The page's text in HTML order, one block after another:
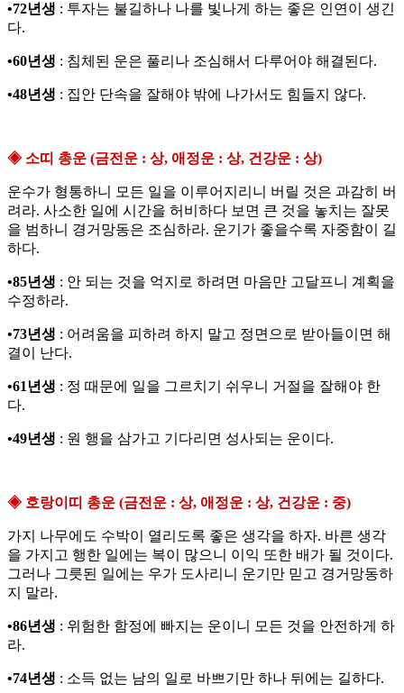
•72년생 : 투자는 불길하나 나를 빛나게 하는 좋은 인연이 생긴
다.
•60년생 : 침체된 운은 풀리나 조심해서 다루어야 해결된다.
•48년생 : 집안 단속을 잘해야 밖에 나가서도 힘들지 않다.
◈ 소띠 총운 (금전운 : 상, 애정운 : 상, 건강운 : 상)
운수가 형통하니 모든 일을 이루어지리니 버릴 것은 과감히 버
려라. 사소한 일에 시간을 허비하다 보면 큰 것을 놓치는 잘못
을 범하니 경거망동은 조심하라. 운기가 좋을수록 자중함이 길
하다.
•85년생 : 안 되는 것을 억지로 하려면 마음만 고달프니 계획을
수정하라.
•73년생 : 어려움을 피하려 하지 말고 정면으로 받아들이면 해
결이 난다.
•61년생 : 정 때문에 일을 그르치기 쉬우니 거절을 잘해야 한
다.
•49년생 : 원 행을 삼가고 기다리면 성사되는 운이다.
◈ 호랑이띠 총운 (금전운 : 상, 애정운 : 상, 건강운 : 중)
가지 나무에도 수박이 열리도록 좋은 생각을 하자. 바른 생각
을 가지고 행한 일에는 복이 많으니 이익 또한 배가 될 것이다.
그러나 그릇된 일에는 우가 도사리니 운기만 믿고 경거망동하
지 말라.
•86년생 : 위험한 함정에 빠지는 운이니 모든 것을 안전하게 하
라.
•74년생 : 소득 없는 남의 일로 바쁘기만 하나 뒤에는 길하다.